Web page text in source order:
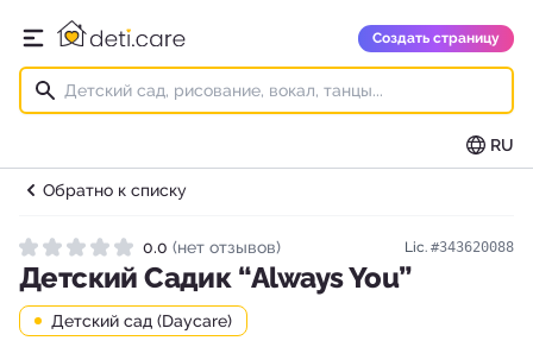
Открыть главное меню
deti.care Создать страницу
RU
Обратно к списку
Рейтинг 0.0 из 5
0.0 (нет отзывов) Lic. #343620088
Детский Садик “Always You”
Детский сад (Daycare)